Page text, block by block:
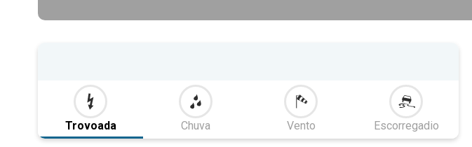
Trovoada Chuva Vento Escorregadio